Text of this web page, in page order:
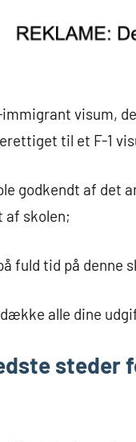
visum,
til et F-1
godkendt af det
af skolen;
fuld tid på denne
alle dine
steder